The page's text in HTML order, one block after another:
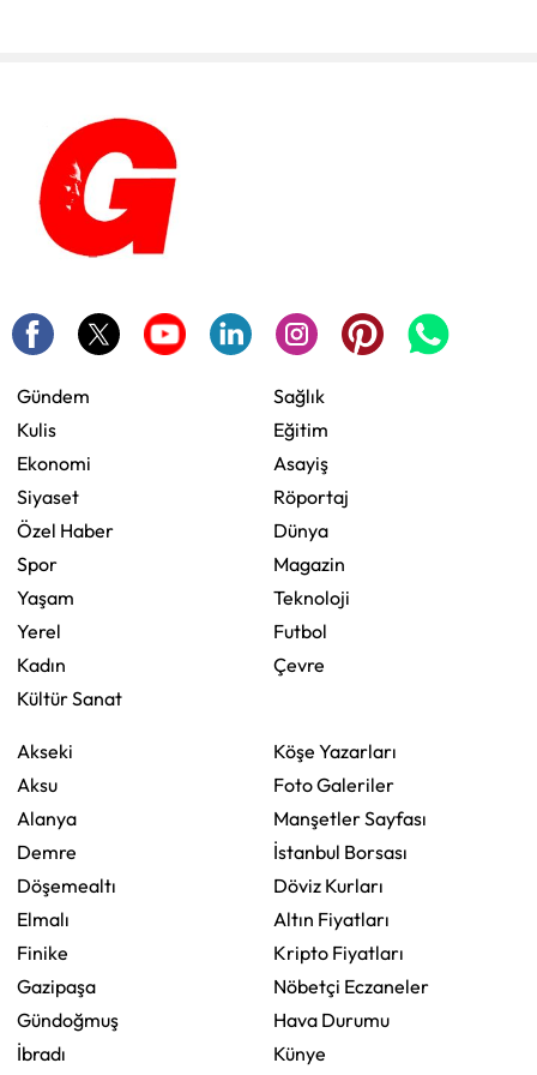
Gündem
Kulis
Ekonomi
Siyaset
Özel Haber
Spor
Yaşam
Yerel
Kadın
Kültür Sanat
Sağlık
Eğitim
Asayiş
Röportaj
Dünya
Magazin
Teknoloji
Futbol
Çevre
Akseki
Aksu
Alanya
Demre
Döşemealtı
Elmalı
Finike
Gazipaşa
Gündoğmuş
İbradı
Köşe Yazarları
Foto Galeriler
Manşetler Sayfası
İstanbul Borsası
Döviz Kurları
Altın Fiyatları
Kripto Fiyatları
Nöbetçi Eczaneler
Hava Durumu
Künye